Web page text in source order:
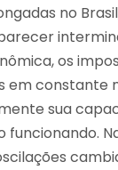
no
os
em constante
sua
funcionando.